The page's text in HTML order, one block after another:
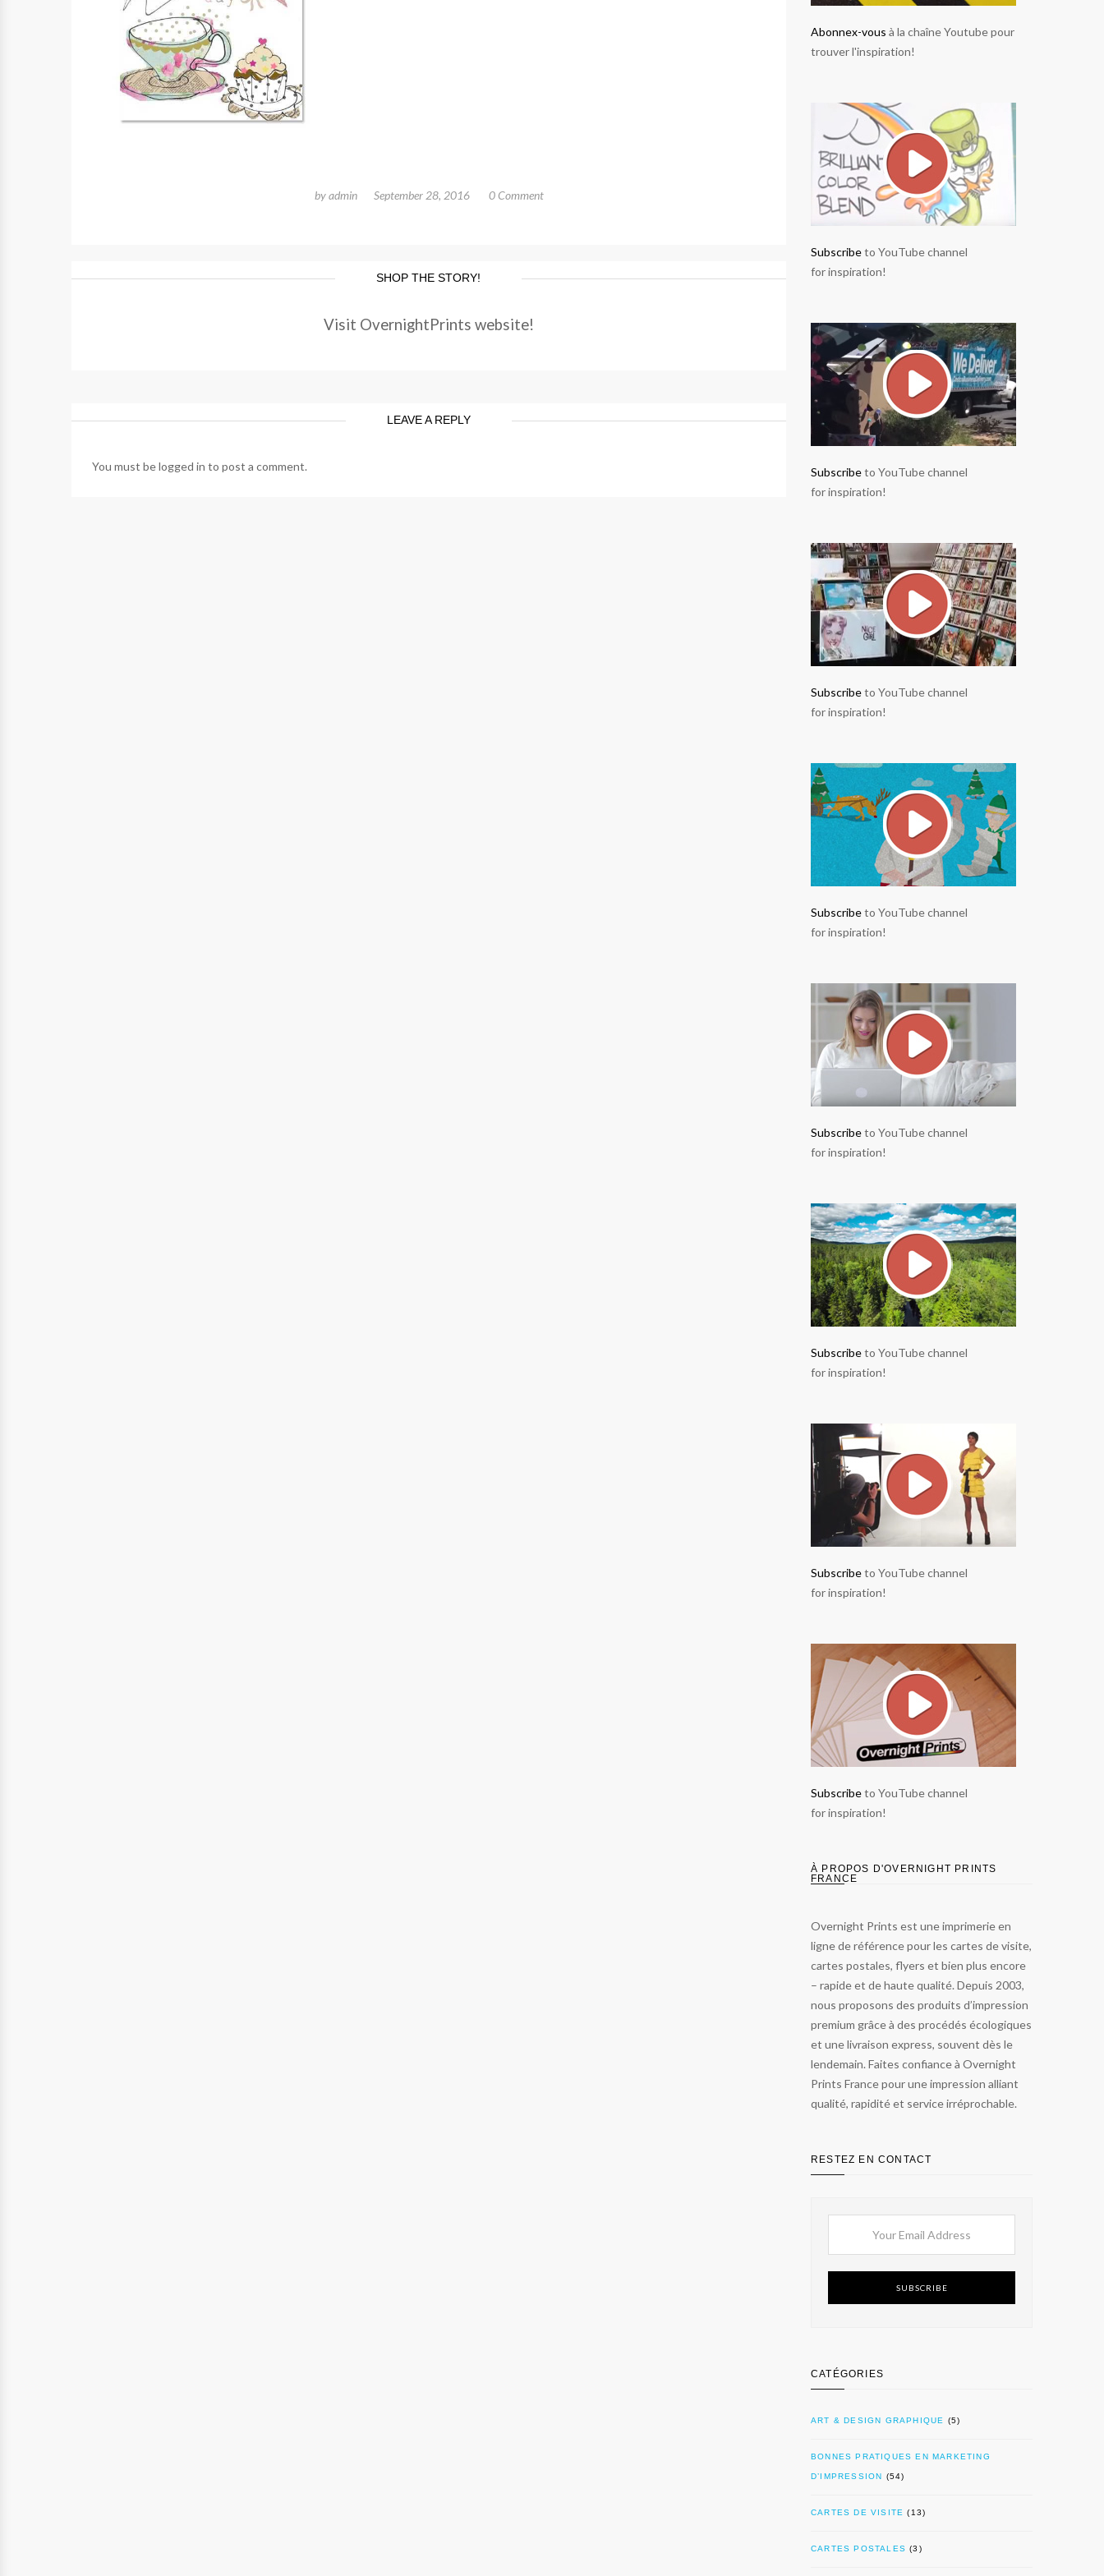
byadmin September 28, 2016 0 Comment
SHOP THE STORY!
Visit OvernightPrints website!
LEAVE A REPLY
You must belogged in to post a comment.
Abonnex-vous à la chaîne Youtube pour
trouver l'inspiration!
Subscribeto YouTube channel
for inspiration!
Subscribeto YouTube channel
for inspiration!
Subscribeto YouTube channel
for inspiration!
Subscribeto YouTube channel
for inspiration!
Subscribeto YouTube channel
for inspiration!
Subscribeto YouTube channel
for inspiration!
Subscribeto YouTube channel
for inspiration!
Subscribeto YouTube channel
for inspiration!
À PROPOS D'OVERNIGHT PRINTS
FRANCE
Overnight Prints est une imprimerie en
ligne de référence pour les cartes de visite,
cartes postales, flyers et bien plus encore
– rapide et de haute qualité. Depuis 2003,
nous proposons des produits d’impression
premium grâce à des procédés écologiques
et une livraison express, souvent dès le
lendemain. Faites confiance à Overnight
Prints France pour une impression alliant
qualité, rapidité et service irréprochable.
RESTEZ EN CONTACT
SUBSCRIBE
CATÉGORIES
ART & DESIGN GRAPHIQUE (5)
BONNES PRATIQUES EN MARKETING
D’IMPRESSION (54)
CARTES DE VISITE (13)
CARTES POSTALES (3)